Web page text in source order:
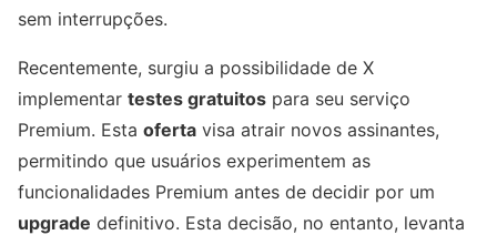
sem interrupções.
Recentemente, surgiu a possibilidade de X
implementar testes gratuitos para seu serviço
Premium. Esta oferta visa atrair novos assinantes,
permitindo que usuários experimentem as
funcionalidades Premium antes de decidir por um
upgrade definitivo. Esta decisão, no entanto, levanta